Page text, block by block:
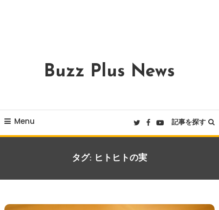
Buzz Plus News
Menu 記事を探す
タグ: ヒトヒトの実